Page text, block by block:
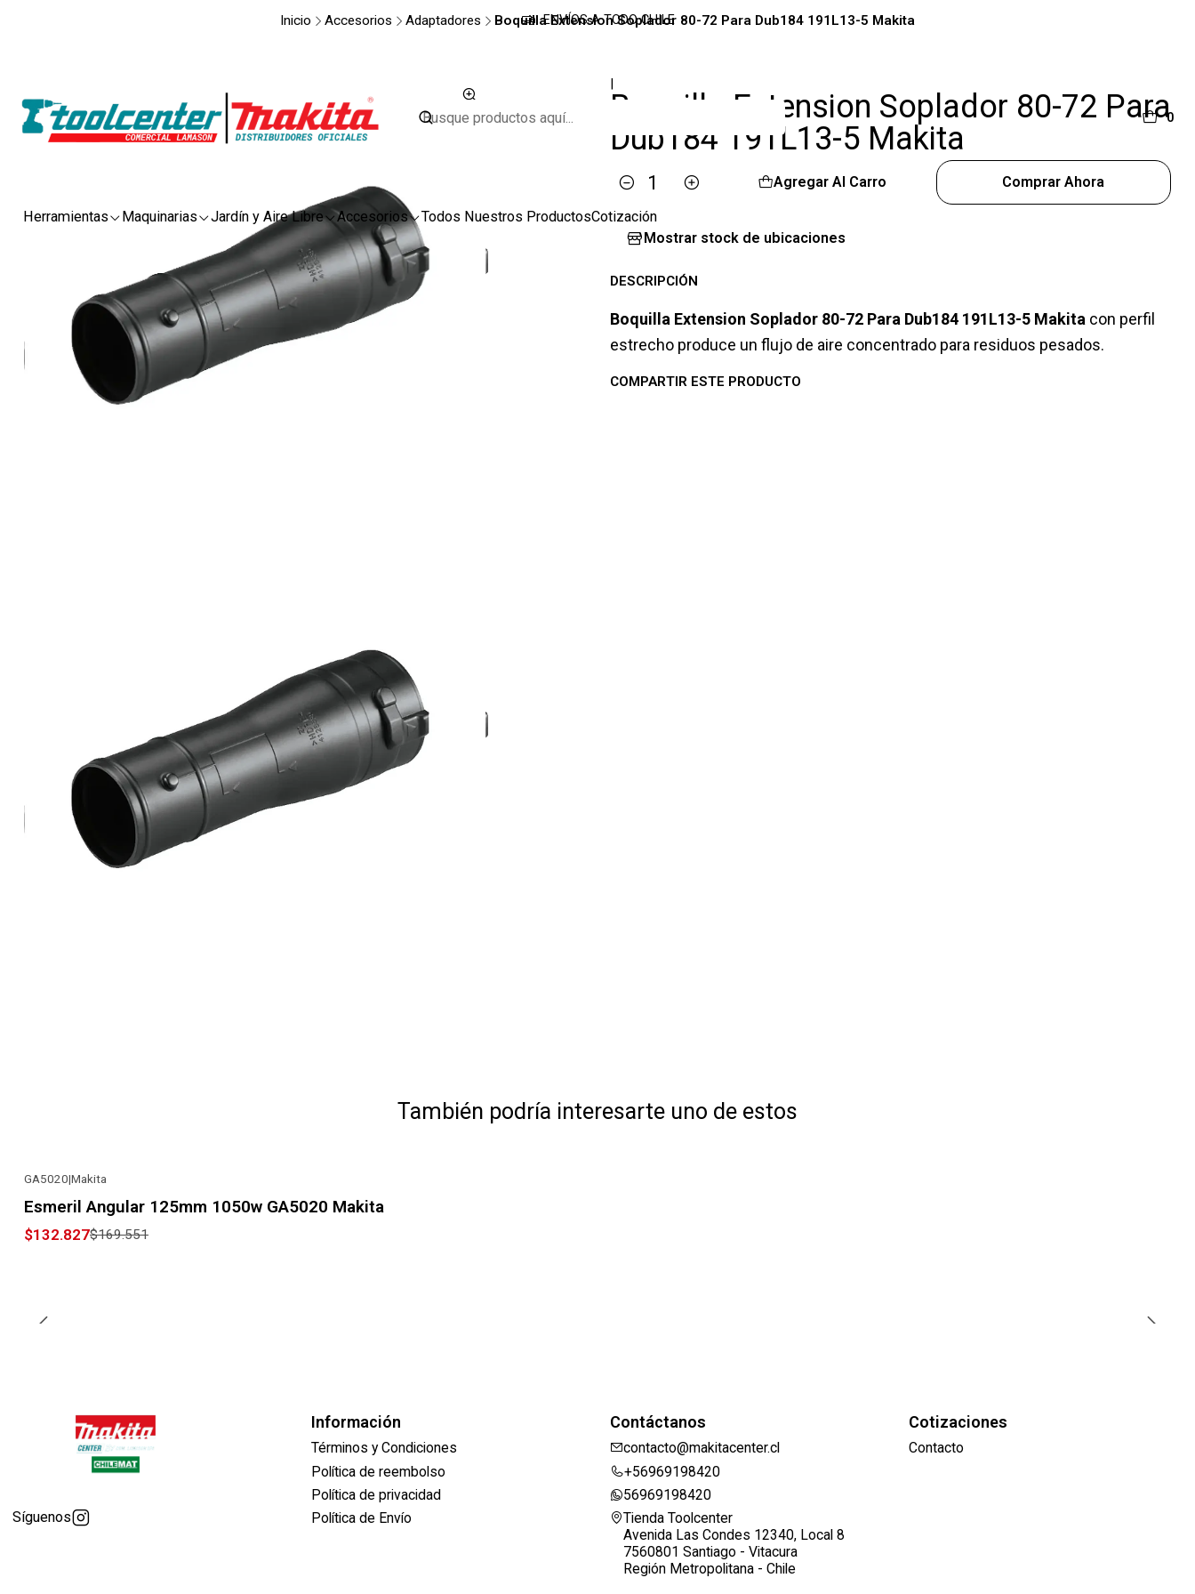
0
Herramientas Maquinarias Jardín y Aire Libre Accesorios Todos Nuestros ProductosCotización
ENVÍOS A TODO CHILE
Inicio Accesorios Adaptadores Boquilla Extension Soplador 80-72 Para Dub184 191L13-5 Makita
|
Boquilla Extension Soplador 80-72 Para
Dub184 191L13-5 Makita
Cantidad
Agregar Al Carro Comprar Ahora
Mostrar stock de ubicaciones
DESCRIPCIÓN
Boquilla Extension Soplador 80-72 Para Dub184 191L13-5 Makita con perfil
estrecho produce un flujo de aire concentrado para residuos pesados.
COMPARTIR ESTE PRODUCTO
También podría interesarte uno de estos
GA5020|Makita
Esmeril Angular 125mm 1050w GA5020 Makita
$132.827$169.551
Síguenos
Información
Términos y Condiciones
Política de reembolso
Política de privacidad
Política de Envío
Contáctanos
contacto@makitacenter.cl
+56969198420
56969198420
Tienda Toolcenter
Avenida Las Condes 12340, Local 8
7560801 Santiago - Vitacura
Región Metropolitana - Chile
Cotizaciones
Contacto